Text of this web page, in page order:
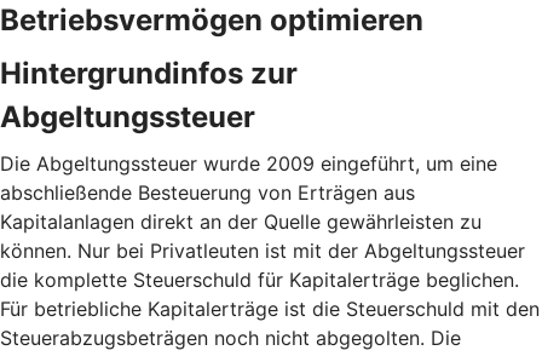
Betriebsvermögen optimieren
Hintergrundinfos zur
Abgeltungssteuer
Die Abgeltungssteuer wurde 2009 eingeführt, um eine
abschließende Besteuerung von Erträgen aus
Kapitalanlagen direkt an der Quelle gewährleisten zu
können. Nur bei Privatleuten ist mit der Abgeltungssteuer
die komplette Steuerschuld für Kapitalerträge beglichen.
Für betriebliche Kapitalerträge ist die Steuerschuld mit den
Steuerabzugsbeträgen noch nicht abgegolten. Die